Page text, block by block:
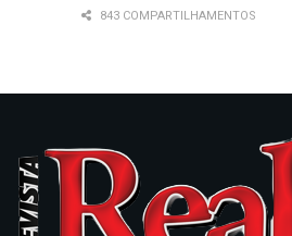
843 COMPARTILHAMENTOS